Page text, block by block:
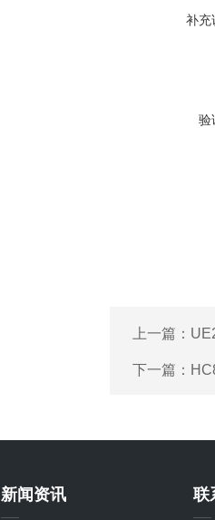
补充
验
上一篇：
下一篇：
新闻资讯 联